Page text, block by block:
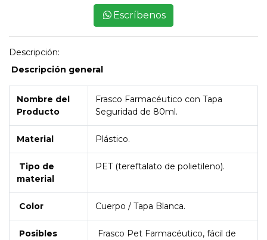
Escríbenos
Descripción:
Descripción general
Nombre del
Producto
Frasco Farmacéutico con Tapa
Seguridad de 80ml.
Material Plástico.
Tipo de
material
PET (tereftalato de polietileno).
Color Cuerpo / Tapa Blanca.
Posibles
Frasco Pet Farmacéutico, fácil de